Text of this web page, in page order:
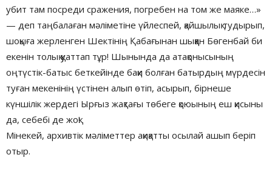
убит там посреди сражения, погребен на том же маяке…»
— деп таңбалаған мәліметіне үйлеспей, қайшылық тудырып,
шоқыға жерленген Шектінің Қабағынан шыққан Бөгенбай би
екенін толық қуаттап тұр! Шынында да атақонысының
оңтүстік-батыс беткейінде бақи болған батырдың мүрдесін
туған мекенінің үстінен алып өтіп, асырып, бірнеше
күншілік жердегі Ырғыз жақтағы төбеге қоюының еш қисыны
да, себебі де жоқ!
Мінекей, архивтік мәліметтер ақиқатты осылай ашып беріп
отыр.